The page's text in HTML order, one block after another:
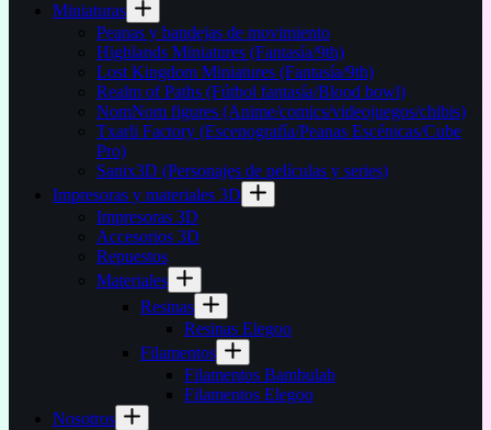
Miniaturas
Peanas y bandejas de movimiento
Highlands Miniatures (Fantasía/9th)
Lost Kingdom Miniatures (Fantasía/9th)
Realm of Paths (Fútbol fantasía/Blood bowl)
NomNom figures (Anime/comics/videojuegos/chibis)
Txarli Factory (Escenografía/Peanas Escénicas/Cube
Pro)
Sanix3D (Personajes de películas y series)
Impresoras y materiales 3D
Impresoras 3D
Accesorios 3D
Repuestos
Materiales
Resinas
Resinas Elegoo
Filamentos
Filamentos Bambulab
Filamentos Elegoo
Nosotros